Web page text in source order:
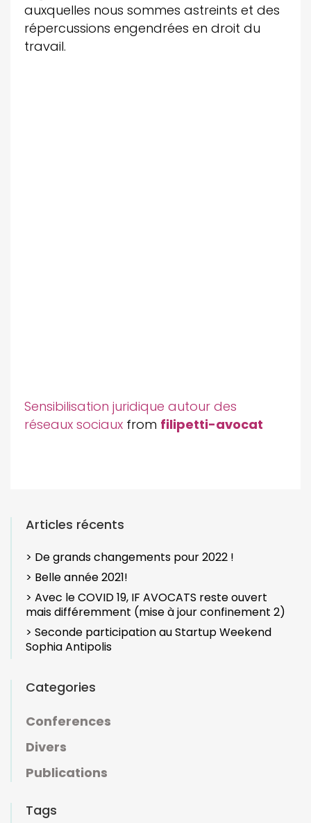
auxquelles nous sommes astreints et des
répercussions engendrées en droit du
travail.
Sensibilisation juridique autour des
réseaux sociaux from filipetti-avocat
Articles récents
> De grands changements pour 2022 !
> Belle année 2021!
> Avec le COVID 19, IF AVOCATS reste ouvert
mais différemment (mise à jour confinement 2)
> Seconde participation au Startup Weekend
Sophia Antipolis
Categories
Conferences
Divers
Publications
Tags